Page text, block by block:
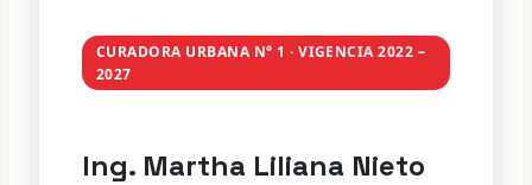
CURADORA URBANA N° 1 · VIGENCIA 2022 –
2027
Ing. Martha Liliana Nieto